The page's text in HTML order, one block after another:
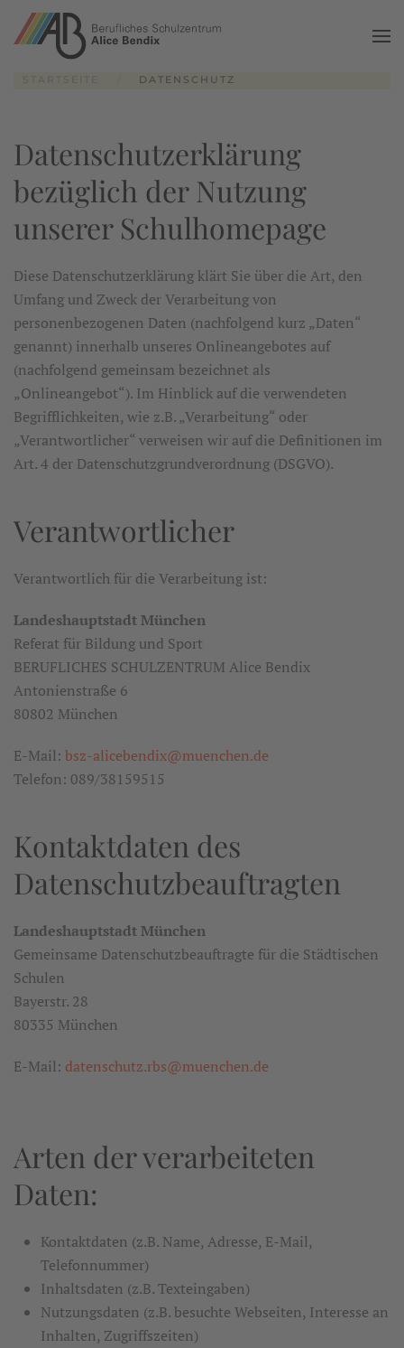
Zum Hauptinhalt springen
DATENSCHUTZ
Datenschutzerklärung
bezüglich der Nutzung
unserer Schulhomepage
Diese Datenschutzerklärung klärt Sie über die Art, den
Umfang und Zweck der Verarbeitung von
personenbezogenen Daten (nachfolgend kurz „Daten“
genannt) innerhalb unseres Onlineangebotes auf
(nachfolgend gemeinsam bezeichnet als
„Onlineangebot“). Im Hinblick auf die verwendeten
Begrifflichkeiten, wie z.B. „Verarbeitung“ oder
„Verantwortlicher“ verweisen wir auf die Definitionen im
Art. 4 der Datenschutzgrundverordnung (DSGVO).
Verantwortlicher
Verantwortlich für die Verarbeitung ist:
Landeshauptstadt München
Referat für Bildung und Sport
BERUFLICHES SCHULZENTRUM Alice Bendix
Antonienstraße 6
80802 München
E-Mail: bsz-alicebendix@muenchen.de
Telefon: 089/38159515
Kontaktdaten des
Datenschutzbeauftragten
Landeshauptstadt München
Gemeinsame Datenschutzbeauftragte für die Städtischen
Schulen
Bayerstr. 28
80335 München
E-Mail: datenschutz.rbs@muenchen.de
Arten der verarbeiteten
Daten:
Kontaktdaten (z.B. Name, Adresse, E-Mail,
Telefonnummer)
Inhaltsdaten (z.B. Texteingaben)
Nutzungsdaten (z.B. besuchte Webseiten, Interesse an
Inhalten, Zugriffszeiten)